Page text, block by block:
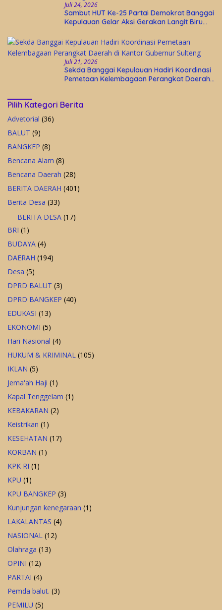
Juli 24, 2026
Sambut HUT Ke-25 Partai Demokrat Banggai
Kepulauan Gelar Aksi Gerakan Langit Biru
Juli 21, 2026
Sekda Banggai Kepulauan Hadiri Koordinasi
Pemetaan Kelembagaan Perangkat Daerah
Pilih Kategori Berita
Advetorial (36)
BALUT (9)
BANGKEP (8)
Bencana Alam (8)
Bencana Daerah (28)
BERITA DAERAH (401)
Berita Desa (33)
BERITA DESA (17)
BRI (1)
BUDAYA (4)
DAERAH (194)
Desa (5)
DPRD BALUT (3)
DPRD BANGKEP (40)
EDUKASI (13)
EKONOMI (5)
Hari Nasional (4)
HUKUM & KRIMINAL (105)
IKLAN (5)
Jema'ah Haji (1)
Kapal Tenggelam (1)
KEBAKARAN (2)
Keistrikan (1)
KESEHATAN (17)
KORBAN (1)
KPK RI (1)
KPU (1)
KPU BANGKEP (3)
Kunjungan kenegaraan (1)
LAKALANTAS (4)
NASIONAL (12)
Olahraga (13)
OPINI (12)
PARTAI (4)
Pemda balut. (3)
PEMILU (5)